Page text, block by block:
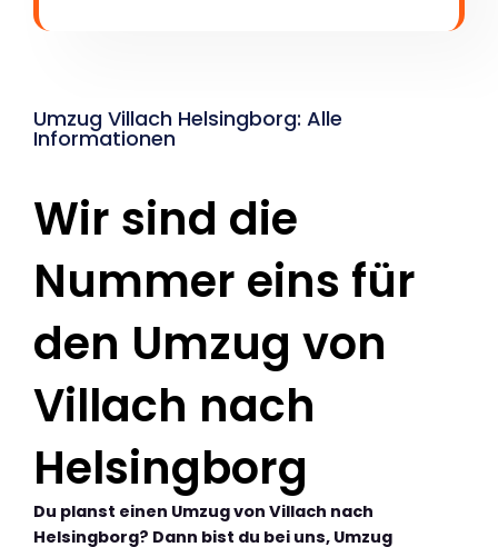
Umzug Villach Helsingborg: Alle
Informationen
Wir sind die
Nummer eins für
den Umzug von
Villach nach
Helsingborg
Du planst einen Umzug von Villach nach
Helsingborg? Dann bist du bei uns, Umzug